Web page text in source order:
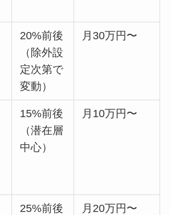
20%前後
（除外設
定次第で
変動）
月30万円〜
15%前後
（潜在層
中心）
月10万円〜
25%前後 月20万円〜